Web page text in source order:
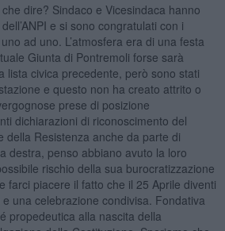
dire? Sindaco e Vicesindaca hanno
e si sono congratulati con i
ad uno. L’atmosfera era di una festa
Giunta di Pontremoli forse sarà
lista civica precedente, però sono stati
e questo non ha creato attrito o
prese di posizione
dichiarazioni di riconoscimento del
della Resistenza anche da parte di
destra, penso abbiano avuto la loro
rischio della sua burocratizzazione
farci piacere il fatto che il 25 Aprile diventi
una celebrazione condivisa. Fondativa
propedeutica alla nascita della